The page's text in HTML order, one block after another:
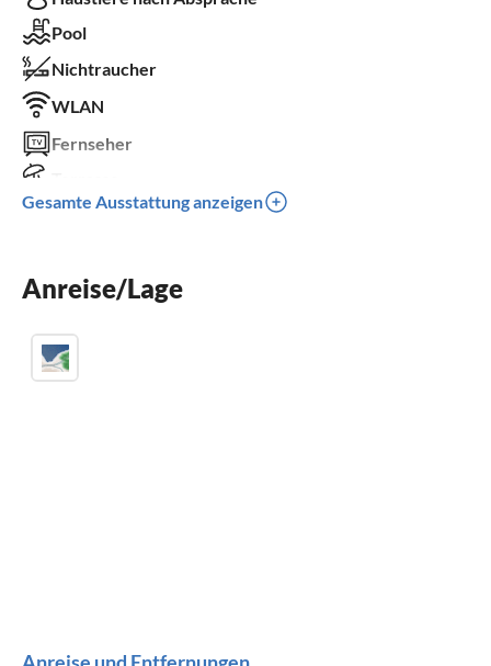
Pool
Nichtraucher
WLAN
Fernseher
Spülmaschine
Balkon
Gesamte Ausstattung anzeigen
Anreise/Lage